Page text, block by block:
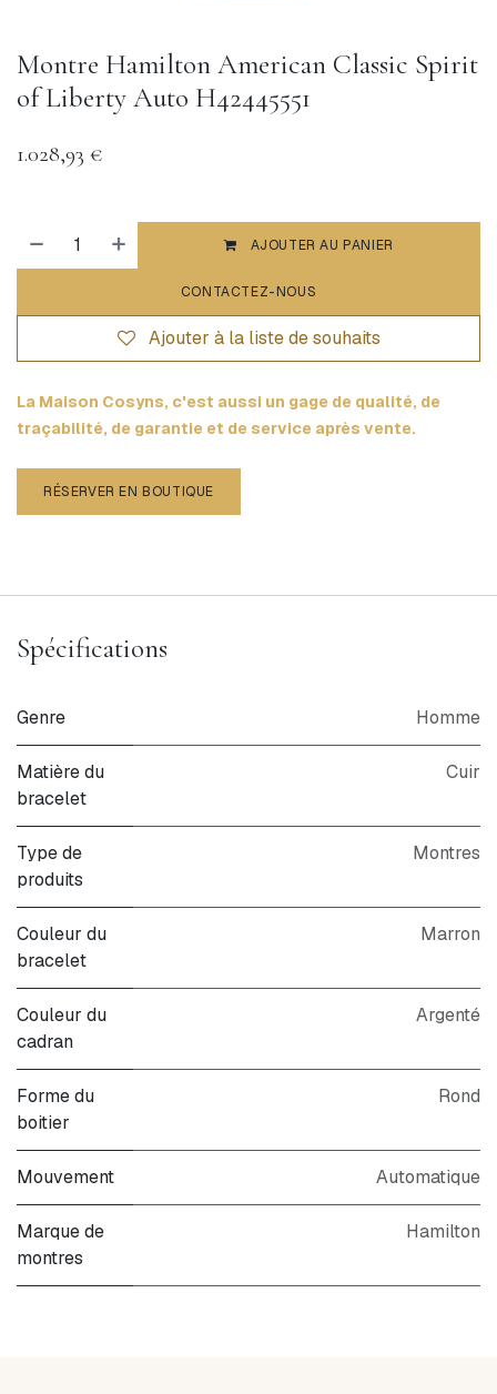
Montre Hamilton American Classic Spirit
of Liberty Auto H42445551
1.028,93 €
AJOUTER AU PANIER
CONTACTEZ-NOUS
Ajouter à la liste de souhaits
La Maison Cosyns, c'est aussi un gage de qualité, de
traçabilité, de garantie et de service après vente.
RÉSERVER EN BOUTIQUE
Spécifications
Genre Homme
Matière du
bracelet
Cuir
Type de
produits
Montres
Couleur du
bracelet
Marron
Couleur du
cadran
Argenté
Forme du
boitier
Rond
Mouvement Automatique
Marque de
montres
Hamilton